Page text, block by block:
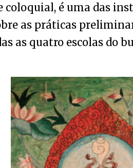
coloquial, é uma das
as práticas
as quatro escolas do